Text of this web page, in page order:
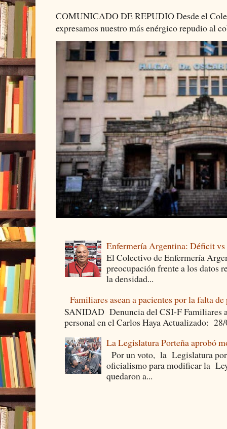
COMUNICADO DE REPUDIO Desde el
expresamos nuestro más enérgico repudio al
Enfermería Argentina: Déficit
El Colectivo de Enfermería
preocupación frente a los datos
la densidad...
Familiares asean a pacientes por la falta
SANIDAD Denuncia del CSI-F Familiares
personal en el Carlos Haya Actualizado:
La Legislatura Porteña aprobó
Por un voto, la Legislatura
oficialismo para modificar la
quedaron a...